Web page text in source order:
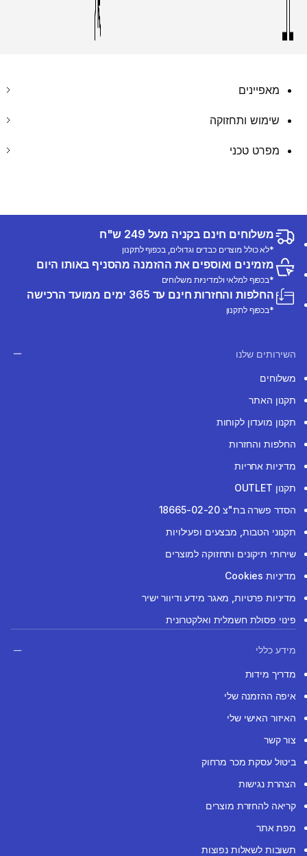
מאפיינים
שימוש ותחזוקה
מפרט טכני
משלוחים חינם בקניה מעל 249 ש"ח
*לא כולל מוצרים כבדים וגדולים, בכפוף לתקנון
מזמינים ואוספים את ההזמנה מהסניף באותו היום
*בכפוף למלאי ולמדיניות משלוחים
החלפות והחזרות חינם עד 365 ימים ממועד הרכישה
*בכפוף לתקנון
השירותים שלנו
משלוחים
תקנון האתר
תקנון מועדון לקוחות
החלפות והחזרות
מדיניות אחריות
תקנון OUTLET
הסדר פשרה בת"צ 18665-02-20
תקנוני הטבות, מבצעים ופעילויות
שירותי תיקונים ותחזוקה למוצרים
מדיניות Cookies
מדיניות פרטיות, מאגר מידע ודיוור ישיר
פינוי פסולת חשמלית ואלקטרונית
מידע כללי
מדריך מידות
איפה ההזמנה שלי
האיזור האישי שלי
צור קשר
ביטול עסקת מכר מרחוק
הצהרת נגישות
קריאה להחזרת מוצרים
מפת אתר
תשובות לשאלות נפוצות